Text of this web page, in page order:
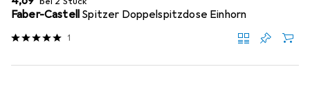
Faber-Castell Spitzer Doppelspitzdose Einhorn
1